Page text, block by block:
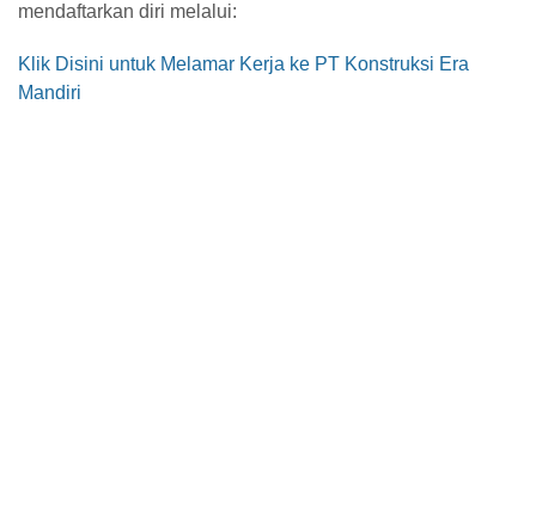
mendaftarkan diri melalui:
Klik Disini untuk Melamar Kerja ke PT Konstruksi Era
Mandiri